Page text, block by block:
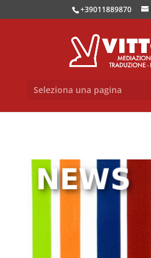
+39011889870
Seleziona una pagina